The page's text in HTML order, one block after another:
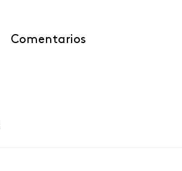
Comentarios